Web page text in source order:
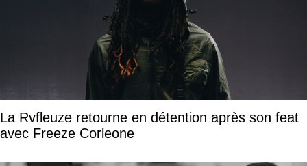
La Rvfleuze retourne en détention après son feat
avec Freeze Corleone